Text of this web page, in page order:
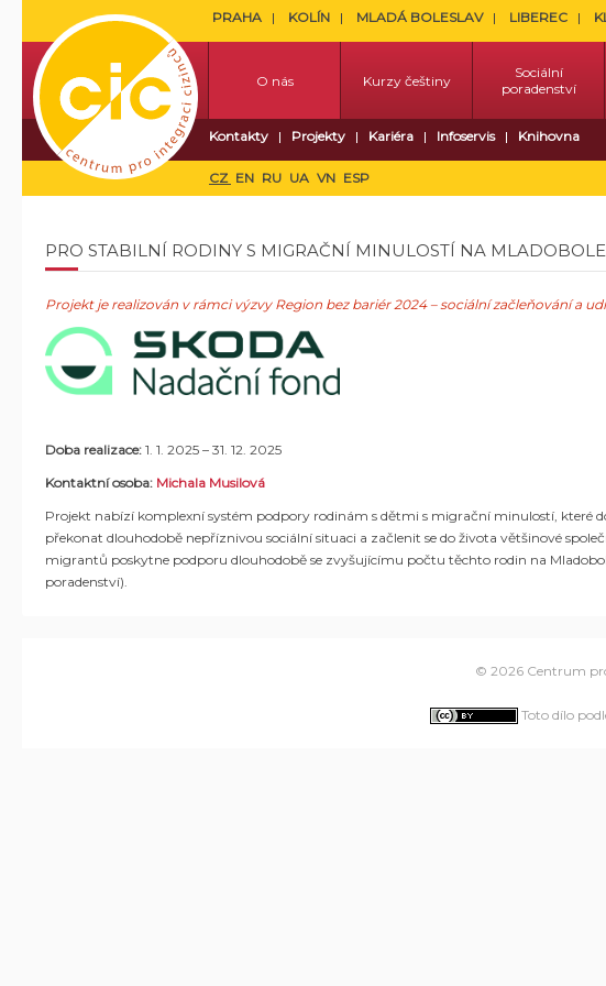
PRAHA KOLÍN MLADÁ BOLESLAV LIBEREC
O nás Kurzy češtiny
Sociální
poradenství
Kontakty Projekty Kariéra Infoservis Knihovna
CZ EN RU UA VN ESP
PRO STABILNÍ RODINY S MIGRAČNÍ MINULOSTÍ NA
Projekt je realizován v rámci výzvy Region bez bariér 2024 – sociální začleňování a
Doba realizace: 1. 1. 2025 – 31. 12. 2025
Kontaktní osoba: Michala Musilová
Projekt nabízí komplexní systém podpory rodinám s dětmi s migrační minulostí, které
překonat dlouhodobě nepříznivou sociální situaci a začlenit se do života většinové
migrantů poskytne podporu dlouhodobě se zvyšujícímu počtu těchto rodin na
poradenství).
© 2026 Centrum
Toto dílo